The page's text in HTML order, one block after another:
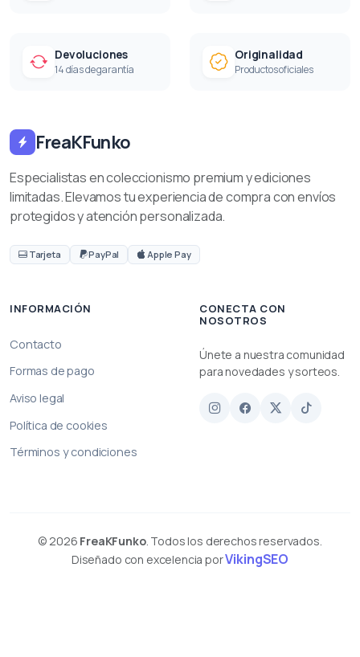
Devoluciones
14 días de garantía
Originalidad
Productos oficiales
FreaKFunko
Especialistas en coleccionismo premium y ediciones
limitadas. Elevamos tu experiencia de compra con envíos
protegidos y atención personalizada.
Tarjeta PayPal Apple Pay
INFORMACIÓN
Contacto
Formas de pago
Aviso legal
Política de cookies
Términos y condiciones
CONECTA CON
NOSOTROS
Únete a nuestra comunidad
para novedades y sorteos.
© 2026 FreaKFunko. Todos los derechos reservados.
Diseñado con excelencia porVikingSEO